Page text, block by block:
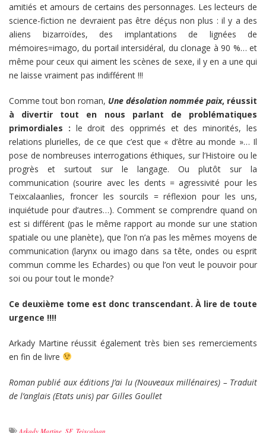
amitiés et amours de certains des personnages. Les lecteurs de
science-fiction ne devraient pas être déçus non plus : il y a des
aliens bizarroïdes, des implantations de lignées de
mémoires=imago, du portail intersidéral, du clonage à 90 %… et
même pour ceux qui aiment les scènes de sexe, il y en a une qui
ne laisse vraiment pas indifférent !!!
Comme tout bon roman, Une désolation nommée paix, réussit
à divertir tout en nous parlant de problématiques
primordiales : le droit des opprimés et des minorités, les
relations plurielles, de ce que c’est que « d’être au monde »… Il
pose de nombreuses interrogations éthiques, sur l’Histoire ou le
progrès et surtout sur le langage. Ou plutôt sur la
communication (sourire avec les dents = agressivité pour les
Teixcalaanlies, froncer les sourcils = réflexion pour les uns,
inquiétude pour d’autres…). Comment se comprendre quand on
est si différent (pas le même rapport au monde sur une station
spatiale ou une planète), que l’on n’a pas les mêmes moyens de
communication (larynx ou imago dans sa tête, ondes ou esprit
commun comme les Echardes) ou que l’on veut le pouvoir pour
soi ou pour tout le monde?
Ce deuxième tome est donc transcendant. À lire de toute
urgence !!!!
Arkady Martine réussit également très bien ses remerciements
en fin de livre
Roman publié aux éditions J’ai lu (Nouveaux millénaires) – Traduit
de l’anglais (Etats unis) par Gilles Goullet
Arkady Martine SF, Teixcalaan